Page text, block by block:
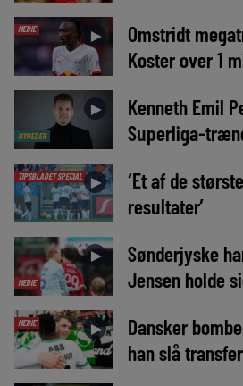
MEDIE ►
Omstridt
Koster over 1
NYHEDER
►
Kenneth Emil
Superliga-
TIPSBLADET SPECIAL ►
‘Et af de
resultater’
MEDIE
►
Sønderjyske
Jensen holde
MEDIE ►
Dansker
han slå